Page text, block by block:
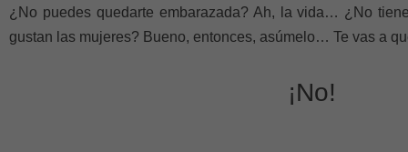
¿No puedes quedarte embarazada? Ah, la vida… ¿No
gustan las mujeres? Bueno, entonces, asúmelo… Te vas a
¡No!